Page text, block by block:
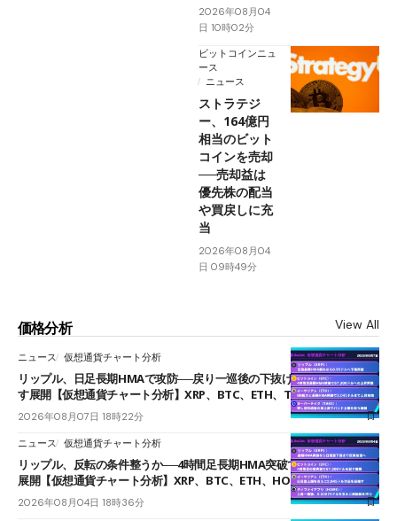
2026年08月04
日 10時02分
ビットコインニュ
ース
ニュース
ストラテジ
ー、164億円
相当のビット
コインを売却
──売却益は
優先株の配当
や買戻しに充
当
2026年08月04
日 09時49分
価格分析 View All
ニュース 仮想通貨チャート分析
リップル、日足長期HMAで攻防──戻り一巡後の下抜けで0.95ドルを試
す展開【仮想通貨チャート分析】XRP、BTC、ETH、TAKE
2026年08月07日 18時22分
ニュース 仮想通貨チャート分析
リップル、反転の条件整うか──4時間足長期HMA突破で雲下端を目指す
展開【仮想通貨チャート分析】XRP、BTC、ETH、HOME
2026年08月04日 18時36分